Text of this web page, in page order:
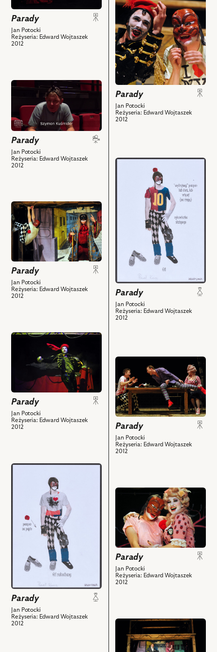
zdjęciu:
Paweł
Krucz
–
z
obiektów
Parady
Jan Potocki
Reżyseria: Edward Wojtaszek
2012
zdjęciu:
Piotr
Bajtlik
–
Leander,
Paweł
Krucz
–
Gil
i
powiązanych
Parady
Jan Potocki
Reżyseria: Edward Wojtaszek
2012
przejdź
do
obiektu
Parady,
Videoblog
przed
premierą
cz.
z
nim
obiektów
Parady
Jan Potocki
Reżyseria: Edward Wojtaszek
2012
przejdź
powiązanych
nim
obiektów
Parady
Jan Potocki
Reżyseria: Edward Wojtaszek
2012
przejdź
do
obiektu
Parady,
Na
zdjęciu:
Paweł
Krucz
–
–
powiązanych
obiektów
Parady
Jan Potocki
Reżyseria: Edward Wojtaszek
2012
przejdź
obiektu
Parady,
zdjęciu:
Piotr
Bajtlik
–
z
Parady
Jan Potocki
Reżyseria: Edward Wojtaszek
2012
przejdź
do
obiektu
Parady,
Na
zdjęciu:
Paweł
Krucz
–
–
Joanna
Halinowska
–
Zerzabella
i
powiązanych
z
nim
Parady
Jan Potocki
Reżyseria: Edward Wojtaszek
2012
przejdź
kostium
powiązanych
nim
obiektów
Parady
Jan Potocki
Reżyseria: Edward Wojtaszek
2012
przejdź
obiektu
Parady,
Na
zdjęciu:
Paweł
Krucz
–
–
Zerzabella
Parady
Jan Potocki
Reżyseria: Edward Wojtaszek
2012
przejdź
obiektu